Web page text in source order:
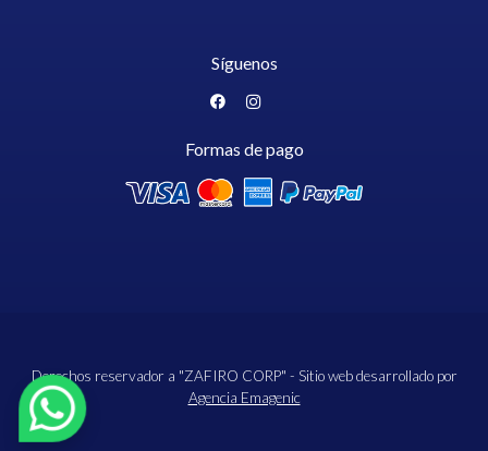
Síguenos
Formas de pago
Derechos reservador a "ZAFIRO CORP" - Sitio web desarrollado por
Agencia Emagenic